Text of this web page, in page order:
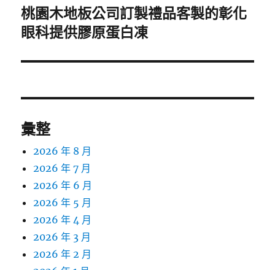
下
一
文
桃園木地板公司訂製禮品客製的彰化
眼科提供膠原蛋白凍
彙整
2026 年 8 月
2026 年 7 月
2026 年 6 月
2026 年 5 月
2026 年 4 月
2026 年 3 月
2026 年 2 月